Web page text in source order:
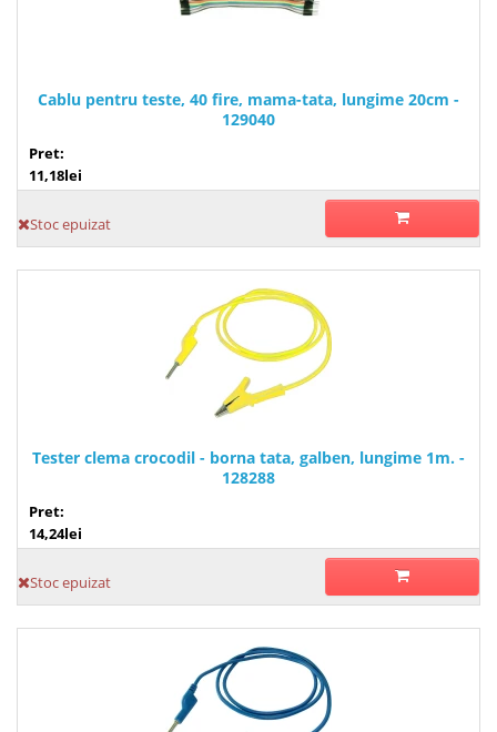
Cablu pentru teste, 40 fire, mama-tata, lungime 20cm -
129040
Pret:
11,18lei
Stoc epuizat
Tester clema crocodil - borna tata, galben, lungime 1m. -
128288
Pret:
14,24lei
Stoc epuizat